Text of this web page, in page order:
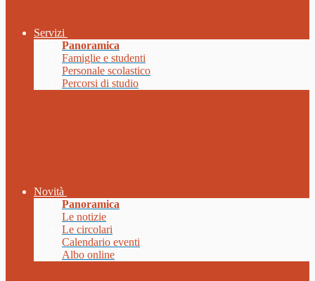
Servizi
Panoramica
Famiglie e studenti
Personale scolastico
Percorsi di studio
Novità
Panoramica
Le notizie
Le circolari
Calendario eventi
Albo online